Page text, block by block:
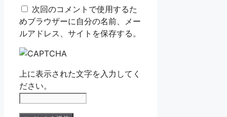
ト 次回のコメントで使用するた
めブラウザーに自分の名前、メー
ルアドレス、サイトを保存する。
上に表示された文字を入力してく
ださい。